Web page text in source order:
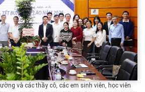
và các thầy cô, các em sinh viên, học viên